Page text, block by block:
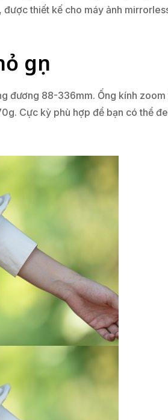
thiết kế cho máy ảnh
gọn
đương 88-336mm. Ống kính
Cực kỳ phù hợp để bạn có thể